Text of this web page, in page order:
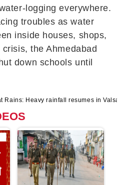
logging everywhere.
troubles as water
inside houses, shops,
the Ahmedabad
down schools until
Rains: Heavy rainfall resumes in Valsad